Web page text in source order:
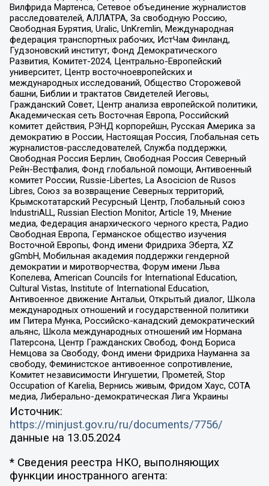
Вилфрида Мартенса, Сетевое объединение журналистов
расследователей, АЛЛАТРА, За свободную Россию,
Свободная Бурятия, Uralic, UnKremlin, Международная
федерация транспортных рабочих, ИстЧам Финланд,
Гудзоновский институт, Фонд Демократического
Развития, Комитет-2024, Центрально-Европейский
университет, Центр восточноевропейских и
международных исследований, Общество Сторожевой
башни, Библии и трактатов Свидетелей Иеговы,
Гражданский Совет, Центр анализа европейской политики,
Академическая сеть Восточная Европа, Российский
комитет действия, РЭНД корпорейшн, Русская Америка за
демократию в России, Настоящая Россия, Глобальная сеть
журналистов-расследователей, Служба поддержки,
Свободная Россия Берлин, Свободная Россия Северный
Рейн-Вестфалия, Фонд глобальной помощи, Антивоенный
комитет России, Russie-Libertes, La Asocicion de Rusos
Libres, Союз за возвращение Северных территорий,
Крымскотатарский Ресурсный Центр, Глобальный союз
IndustriALL, Russian Election Monitor, Article 19, Мнение
медиа, Федерация анархического черного креста, Радио
Свободная Европа, Германское общество изучения
Восточной Европы, Фонд имени Фридриха Эберта, XZ
gGmbH, Мобильная академия поддержки гендерной
демократии и миротворчества, Форум имени Льва
Копелева, American Councils for International Education,
Cultural Vistas, Institute of International Education,
Антивоенное движение Антальи, Открытый диалог, Школа
международных отношений и государственной политики
им Питера Мунка, Российско-канадский демократический
альянс, Школа международных отношений им Нормана
Патерсона, Центр Гражданских Свобод, Фонд Бориса
Немцова за Свободу, Фонд имени Фридриха Науманна за
свободу, Феминистское антивоенное сопротивление,
Комитет независимости Ингушетии, Прометей, Stop
Occupation of Karelia, Вернись живым, Фридом Хаус, СОТА
медиа, Либерально-демократическая Лига Украины
Источник:
https://minjust.gov.ru/ru/documents/7756/
данные на 13.05.2024
* Сведения реестра НКО, выполняющих
функции иностранного агента: